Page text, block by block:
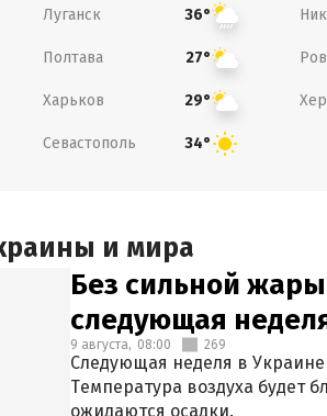
Луганск 36°
Полтава 27°
Харьков 29°
Севастополь 34°
и мира
Без сильной
следующая
9 августа, 08:00 269
Следующая неделя в
Температура воздуха будет
ожидаются осадки.